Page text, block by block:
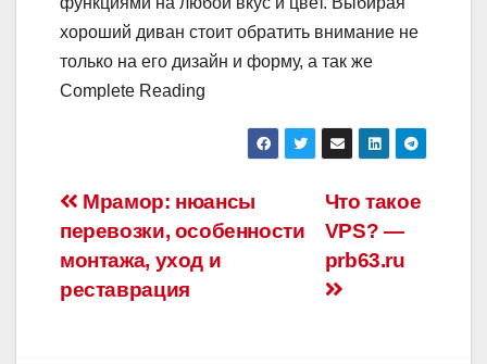
хороший диван стоит обратить внимание не
только на его дизайн и форму, а так же
Complete Reading
Навигация
по
записям
Что такое
VPS? —
prb63.ru
Мрамор: нюансы
перевозки, особенности
монтажа, уход и
реставрация